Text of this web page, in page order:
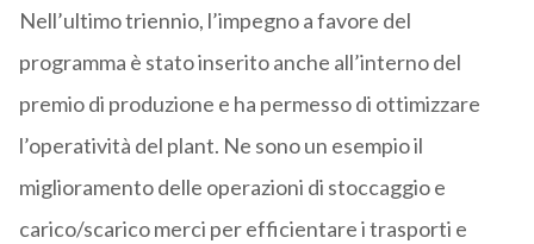
Nell’ultimo triennio, l’impegno a favore del
programma è stato inserito anche all’interno del
premio di produzione e ha permesso di ottimizzare
l’operatività del plant. Ne sono un esempio il
miglioramento delle operazioni di stoccaggio e
carico/scarico merci per efficientare i trasporti e